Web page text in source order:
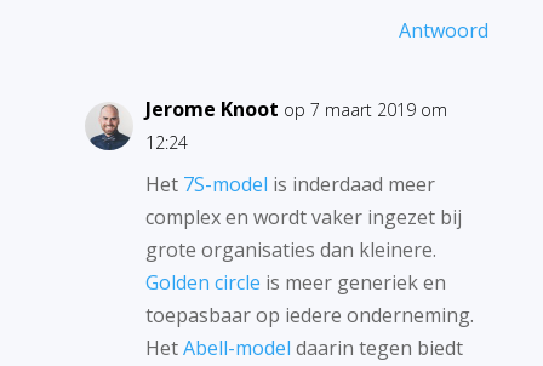
Antwoord
Jerome Knoot op 7 maart 2019 om
12:24
Het 7S-model is inderdaad meer
complex en wordt vaker ingezet bij
grote organisaties dan kleinere.
Golden circle is meer generiek en
toepasbaar op iedere onderneming.
HetAbell-model daarin tegen biedt